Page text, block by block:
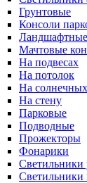
Грунтовые
Консоли
Ландшафтные
Мачтовые
На подвесах
На потолок
На солнечных
На стену
Парковые
Подводные
Прожекторы
Фонарики
Светильники
Светильники